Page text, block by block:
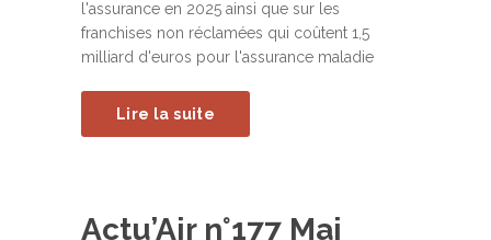
l'assurance en 2025 ainsi que sur les
franchises non réclamées qui coûtent 1,5
milliard d'euros pour l'assurance maladie
Lire la suite
Actu’Air n°177 Mai